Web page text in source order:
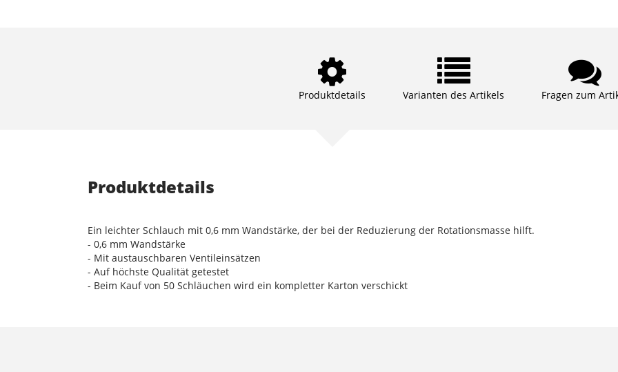
Produktdetails Varianten des Artikels Fragen zum
Produktdetails
Ein leichter Schlauch mit 0,6 mm Wandstärke, der bei der Reduzierung der Rotationsmasse hilft.
- 0,6 mm Wandstärke
- Mit austauschbaren Ventileinsätzen
- Auf höchste Qualität getestet
- Beim Kauf von 50 Schläuchen wird ein kompletter Karton verschickt